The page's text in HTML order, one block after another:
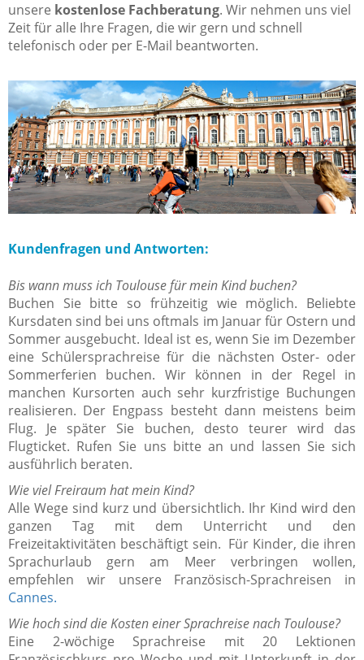
unsere kostenlose Fachberatung. Wir nehmen uns viel
Zeit für alle Ihre Fragen, die wir gern und schnell
telefonisch oder per E-Mail beantworten.
Kundenfragen und Antworten:
Bis wann muss ich Toulouse für mein Kind buchen?
Buchen Sie bitte so frühzeitig wie möglich. Beliebte
Kursdaten sind bei uns oftmals im Januar für Ostern und
Sommer ausgebucht. Ideal ist es, wenn Sie im Dezember
eine Schülersprachreise für die nächsten Oster- oder
Sommerferien buchen. Wir können in der Regel in
manchen Kursorten auch sehr kurzfristige Buchungen
realisieren. Der Engpass besteht dann meistens beim
Flug. Je später Sie buchen, desto teurer wird das
Flugticket. Rufen Sie uns bitte an und lassen Sie sich
ausführlich beraten.
Wie viel Freiraum hat mein Kind?
Alle Wege sind kurz und übersichtlich. Ihr Kind wird den
ganzen Tag mit dem Unterricht und den
Freizeitaktivitäten beschäftigt sein. Für Kinder, die ihren
Sprachurlaub gern am Meer verbringen wollen,
empfehlen wir unsere Französisch-Sprachreisen in
Cannes.
Wie hoch sind die Kosten einer Sprachreise nach Toulouse?
Eine 2-wöchige Sprachreise mit 20 Lektionen